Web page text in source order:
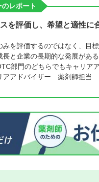
レポート
を評価し、希望と適性に
みを評価するのではなく、目
長と企業の長期的な発展があ
部門のどちらでもキャリア
アアドバイザー 薬剤師担当